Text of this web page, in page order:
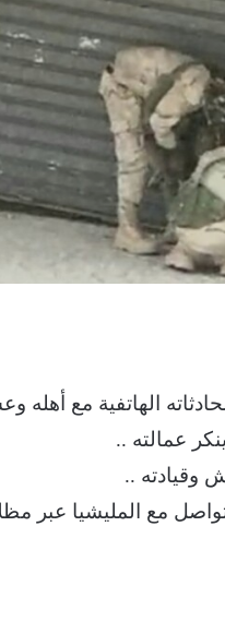
الهاتفية مع أهله
عمالته ..
وقيادته ..
مع المليشيا عبر